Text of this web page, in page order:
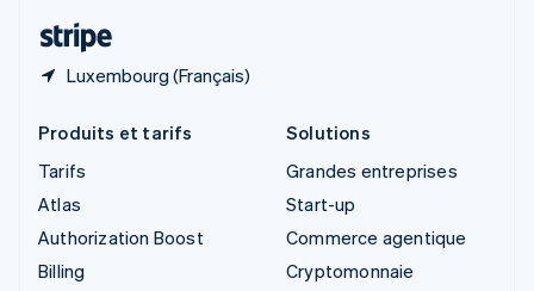
Luxembourg (Français)
Produits et tarifs
Tarifs
Atlas
Authorization Boost
Billing
Solutions
Grandes entreprises
Start-up
Commerce agentique
Cryptomonnaie